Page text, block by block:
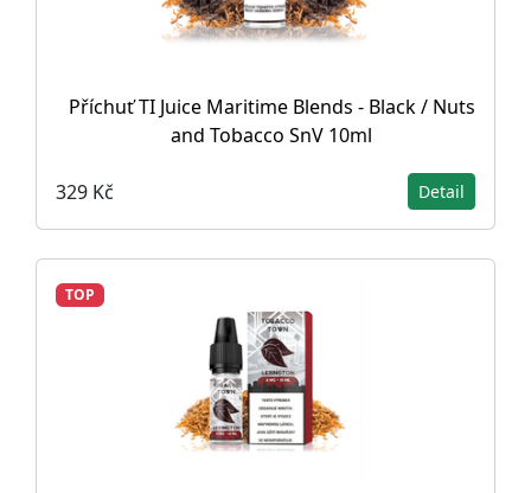
Příchuť TI Juice Maritime Blends - Black / Nuts
and Tobacco SnV 10ml
329 Kč Detail
TOP